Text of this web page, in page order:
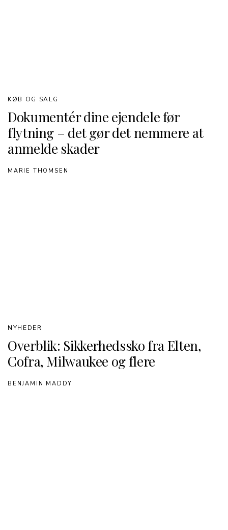
Dokumentér dine ejendele før
flytning – det gør det nemmere at
anmelde skader
KØB OG SALG
MARIE THOMSEN
Overblik: Sikkerhedssko fra Elten,
Cofra, Milwaukee og flere
NYHEDER
BENJAMIN MADDY